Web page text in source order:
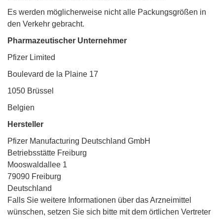
Es werden möglicherweise nicht alle Packungsgrößen in
den Verkehr gebracht.
Pharmazeutischer Unternehmer
Pfizer Limited
Boulevard de la Plaine 17
1050 Brüssel
Belgien
Hersteller
Pfizer Manufacturing Deutschland GmbH
Betriebsstätte Freiburg
Mooswaldallee 1
79090 Freiburg
Deutschland
Falls Sie weitere Informationen über das Arzneimittel
wünschen, setzen Sie sich bitte mit dem örtlichen Vertreter